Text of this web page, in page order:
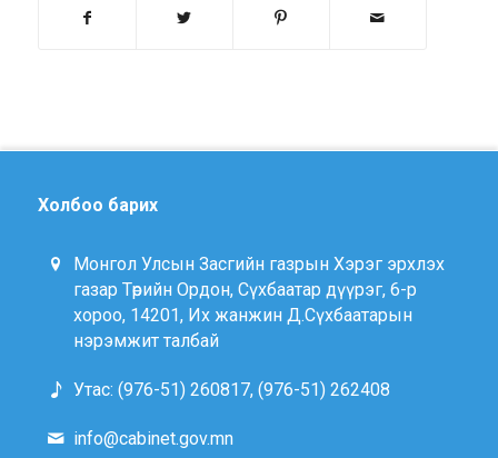
Холбоо барих
Монгол Улсын Засгийн газрын Хэрэг эрхлэх
газар Төрийн Ордон, Сүхбаатар дүүрэг, 6-р
хороо, 14201, Их жанжин Д.Сүхбаатарын
нэрэмжит талбай
Утас: (976-51) 260817, (976-51) 262408
info@cabinet.gov.mn